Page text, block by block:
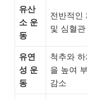
유산
소 운
동
전반적인
및 심혈
유연
성 운
동
척추와
을 높여
감소